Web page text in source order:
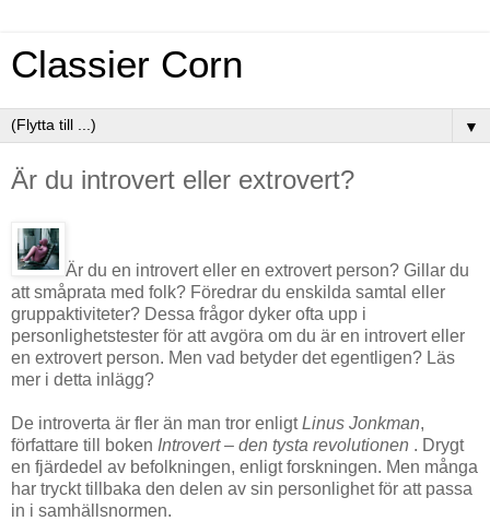
Classier Corn
▼
Är du introvert eller extrovert?
Är du en introvert eller en extrovert person? Gillar du
att småprata med folk? Föredrar du enskilda samtal eller
gruppaktiviteter? Dessa frågor dyker ofta upp i
personlighetstester för att avgöra om du är en introvert eller
en extrovert person. Men vad betyder det egentligen? Läs
mer i detta inlägg?
De introverta är fler än man tror enligtLinus Jonkman,
författare till boken Introvert – den tysta revolutionen . Drygt
en fjärdedel av befolkningen, enligt forskningen. Men många
har tryckt tillbaka den delen av sin personlighet för att passa
in i samhällsnormen.